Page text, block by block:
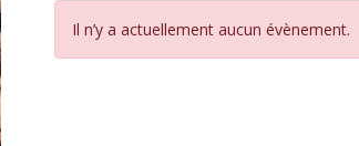
Il n’y a actuellement aucun évènement.